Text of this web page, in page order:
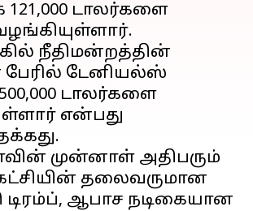
டாலர்களை
வழங்கியுள்ளார்.
நீதிமன்றத்தின்
டேனியல்ஸ்
டாலர்களை
என்பது
முன்னாள் அதிபரும்
கட்சியின் தலைவருமான
ஆபாச நடிகையான